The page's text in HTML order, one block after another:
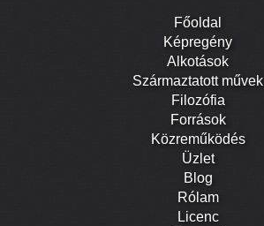
Főoldal
Képregény
Alkotások
Származtatott művek
Filozófia
Források
Közreműködés
Üzlet
Blog
Rólam
Licenc